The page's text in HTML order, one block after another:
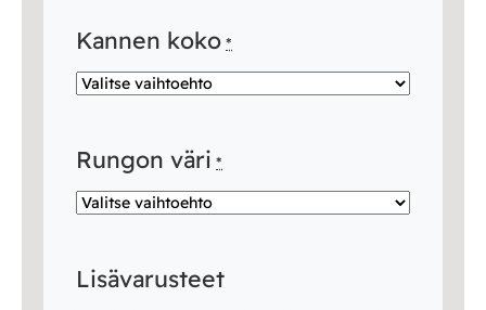
Kannen koko *
Rungon väri *
Lisävarusteet